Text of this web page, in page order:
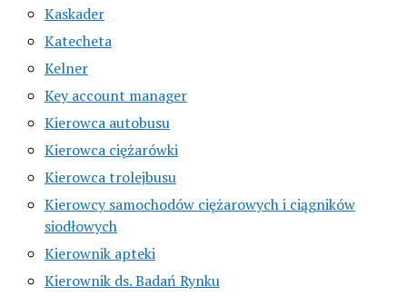
Kaskader
Katecheta
Kelner
Key account manager
Kierowca autobusu
Kierowca ciężarówki
Kierowca trolejbusu
Kierowcy samochodów ciężarowych i ciągników
siodłowych
Kierownik apteki
Kierownik ds. Badań Rynku